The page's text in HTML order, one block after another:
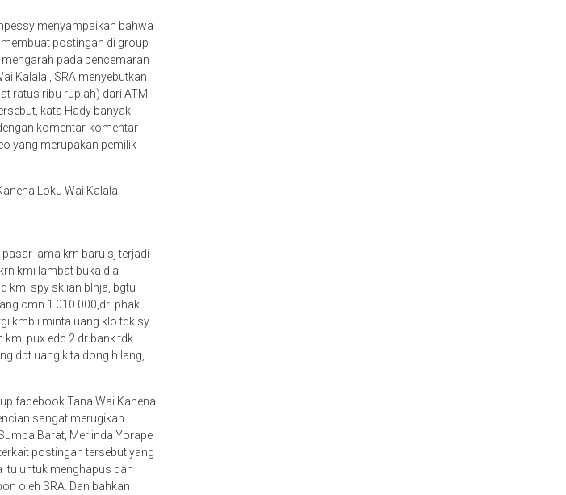
menyampaikan bahwa
postingan di group
pada pencemaran
Kalala , SRA menyebutkan
ratus ribu rupiah) dari ATM
kata Hady banyak
komentar-komentar
yang merupakan pemilik
Loku Wai Kalala
pasar lama krn baru sj terjadi
kmi lambat buka dia
kmi spy sklian blnja, bgtu
cmn 1.010.000,dri phak
kmbli minta uang klo tdk sy
pux edc 2 dr bank tdk
dpt uang kita dong hilang,
facebook Tana Wai Kanena
sangat merugikan
Barat, Merlinda Yorape
postingan tersebut yang
itu untuk menghapus dan
oleh SRA. Dan bahkan